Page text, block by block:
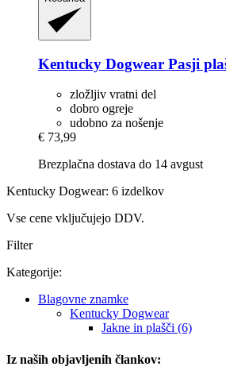
Kentucky Dogwear Pasji
zložljiv vratni del
dobro ogreje
udobno za nošenje
€ 73,99
Brezplačna dostava do 14 avgust
Kentucky Dogwear: 6 izdelkov
Vse cene vključujejo DDV.
Filter
Kategorije:
Blagovne znamke
Kentucky Dogwear
Jakne in plašči (6)
Iz naših objavljenih člankov: